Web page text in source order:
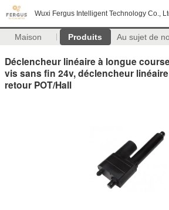
Wuxi Fergus Intelligent Technology Co.,
Maison Produits Au sujet de
Déclencheur linéaire à longue
vis sans fin 24v, déclencheur
retour POT/Hall